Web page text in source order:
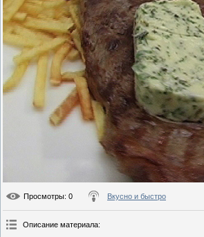
Просмотры: 0 Вкусно и быстро
Описание материала: